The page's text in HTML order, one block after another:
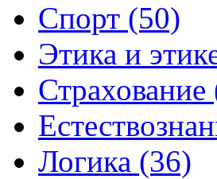
Спорт (50)
Этика и
Страхование
Логика (36)